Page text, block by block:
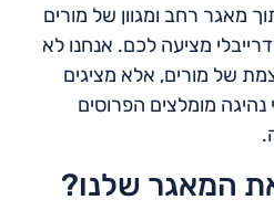
מאגר רחב ומגוון של מורים
מציעה לכם. אנחנו לא
של מורים, אלא מציגים
מומלצים הפרוסים
המאגר שלנו?